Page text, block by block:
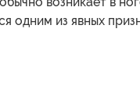
одним из явных